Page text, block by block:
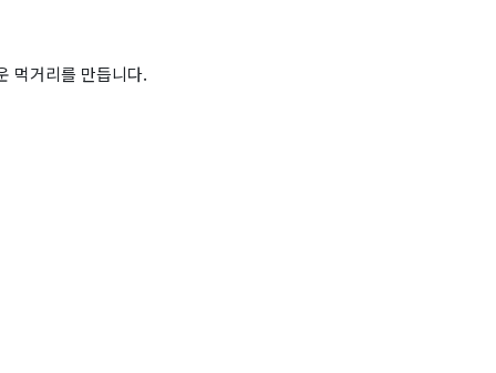
먹거리를 만듭니다.